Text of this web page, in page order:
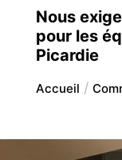
Nous
pour les
Picardie
Accueil